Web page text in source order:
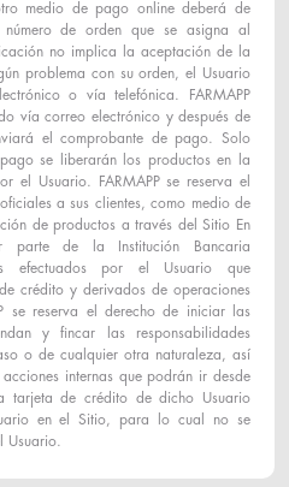
medio de pago online deberá de
de orden que se asigna al
no implica la aceptación de la
problema con su orden, el Usuario
o vía telefónica. FARMAPP
vía correo electrónico y después de
el comprobante de pago. Solo
se liberarán los productos en la
el Usuario. FARMAPP se reserva el
a sus clientes, como medio de
de productos a través del Sitio En
parte de la Institución Bancaria
efectuados por el Usuario que
crédito y derivados de operaciones
se reserva el derecho de iniciar las
y fincar las responsabilidades
o de cualquier otra naturaleza, así
internas que podrán ir desde
tarjeta de crédito de dicho Usuario
en el Sitio, para lo cual no se
Usuario.